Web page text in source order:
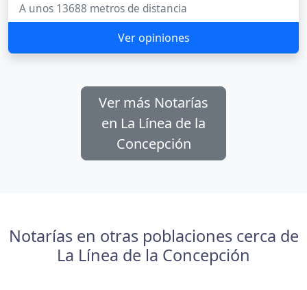
A unos 13688 metros de distancia
Ver opiniones
Ver más Notarías
en La Línea de la
Concepción
Notarías en otras poblaciones cerca de
La Línea de la Concepción